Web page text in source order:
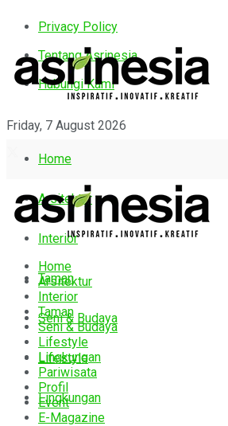
Privacy Policy
Tentang Asrinesia
Hubungi Kami
Friday, 7 August 2026
Home
Arsitektur
Interior
Taman
Seni & Budaya
Lifestyle
Lingkungan
Home
Arsitektur
Interior
Taman
Seni & Budaya
Lifestyle
Lingkungan
Pariwisata
Profil
Event
E-Magazine